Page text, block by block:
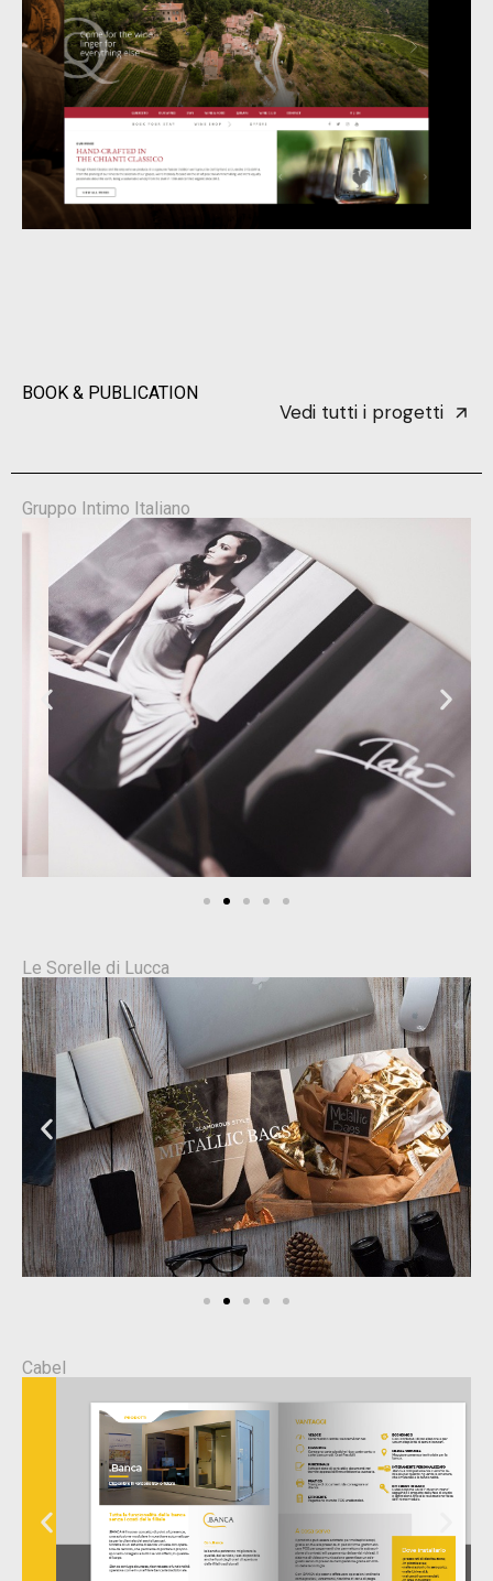
BOOK & PUBLICATION
Vedi tutti i progetti
Gruppo Intimo Italiano
Le Sorelle di Lucca
Cabel